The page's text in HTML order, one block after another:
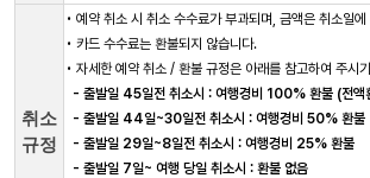
취소
규정
• 예약 취소 시 취소 수수료가 부과되며, 금액은 취소일
• 카드 수수료는 환불되지 않습니다.
• 자세한 예약 취소 / 환불 규정은 아래를 참고하여 주시
- 출발일 45일전 취소시 : 여행경비 100% 환불 (전액
- 출발일 44일~30일전 취소시 : 여행경비 50% 환불
- 출발일 29일~8일전 취소시 : 여행경비 25% 환불
- 출발일 7일~ 여행 당일 취소시 : 환불 없음